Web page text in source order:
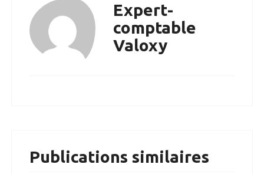
Expert-
comptable
Valoxy
Publications similaires